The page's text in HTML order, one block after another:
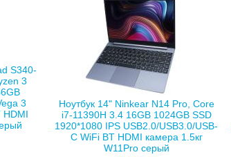
S340-
3
3
HDMI
Ноутбук 14" Ninkear N14 Pro, Core
i7-11390H 3.4 16GB 1024GB SSD
1920*1080 IPS USB2.0/USB3.0/USB-
C WiFi BT HDMI камера 1.5кг
W11Pro серый